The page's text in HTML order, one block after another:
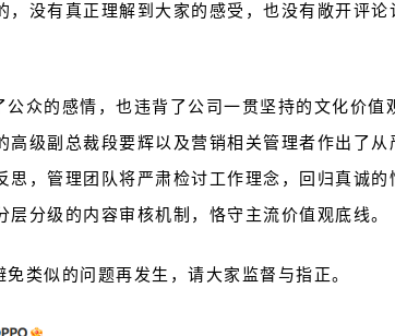
，没有真正理解到大家的感受，也没有敞开评
众的感情，也违背了公司一贯坚持的文化价值
高级副总裁段要辉以及营销相关管理者作出了
思，管理团队将严肃检讨工作理念，回归真诚
分级的内容审核机制，恪守主流价值观底线。
类似的问题再发生，请大家监督与指正。